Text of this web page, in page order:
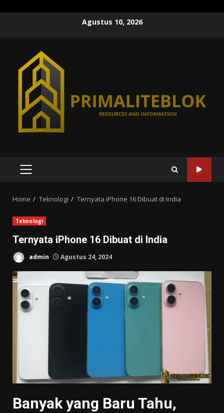
Agustus 10, 2026
PRIMARY
Home Teknologi Ternyata iPhone 16 Dibuat di India
Teknologi
Ternyata iPhone 16 Dibuat di India
admin Agustus 24, 2024
Banyak yang Baru Tahu,